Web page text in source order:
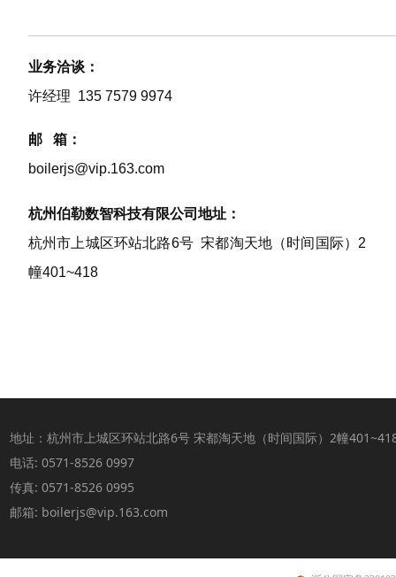
业务洽谈：
许经理 135 7579 9974
邮 箱：
boilerjs@vip.163.com
杭州伯勒数智科技有限公司地址：
杭州市上城区环站北路6号 宋都淘天地（时间国际） 2
幢401~418
地址：杭州市上城区环站北路6号 宋都淘天地（时间国际）2幢
电话: 0571-8526 0997
传真: 0571-8526 0995
邮箱: boilerjs@vip.163.com